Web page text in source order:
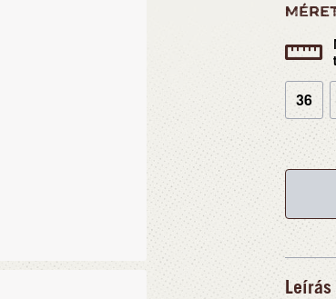
36
Leírás